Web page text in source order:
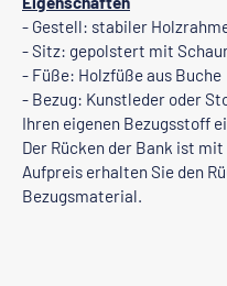
- Gestell: stabiler
- Sitz: gepolstert mit
- Füße: Holzfüße aus Buche
- Bezug: Kunstleder oder
Ihren eigenen Bezugsstoff
Der Rücken der Bank ist
Aufpreis erhalten Sie den
Bezugsmaterial.